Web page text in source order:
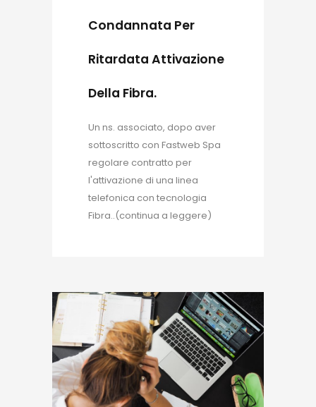
Condannata Per
Ritardata Attivazione
Della Fibra.
Un ns. associato, dopo aver
sottoscritto con Fastweb Spa
regolare contratto per
l'attivazione di una linea
telefonica con tecnologia
Fibra..(continua a leggere)